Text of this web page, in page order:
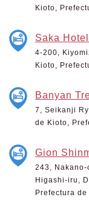
Kioto,
Saka
4-200,
Kioto,
Banyan
7, Seikanji
de Kioto,
Gion
243, Nakano-
Higashi-iru,
Prefectura de